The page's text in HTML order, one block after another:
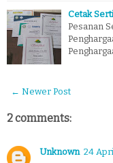
Cetak
Pesanan
← Newer Post
2 comments:
Unknown 24